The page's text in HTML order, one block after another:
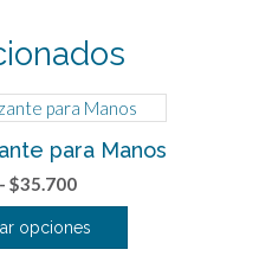
$9.639
hasta
producto
tiene
variantes.
Las
opciones
se
pueden
elegir
para Manos
- $35.700Rango
de
precios:
opciones